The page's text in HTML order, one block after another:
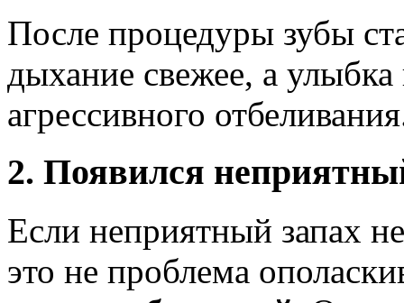
После процедуры зубы
дыхание свежее, а
агрессивного
2. Появился
Если неприятный запах
это не проблема